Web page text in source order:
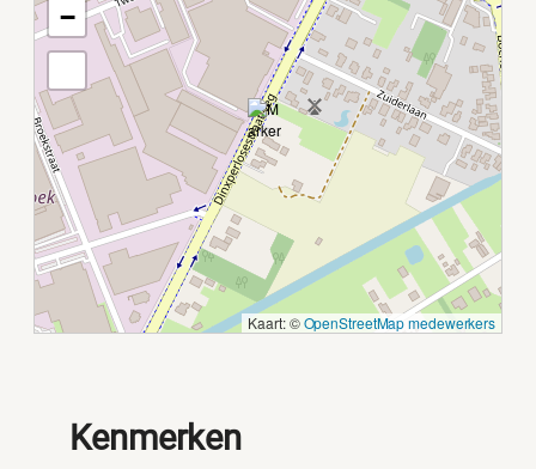
−
Kaart: ©OpenStreetMap medewerkers
Kenmerken